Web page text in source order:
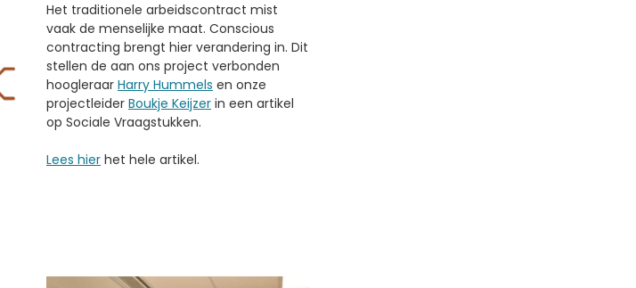
Het traditionele arbeidscontract mist
vaak de menselijke maat. Conscious
contracting brengt hier verandering in. Dit
stellen de aan ons project verbonden
hoogleraar Harry Hummels en onze
projectleider Boukje Keijzer in een artikel
op Sociale Vraagstukken.
Lees hier het hele artikel.